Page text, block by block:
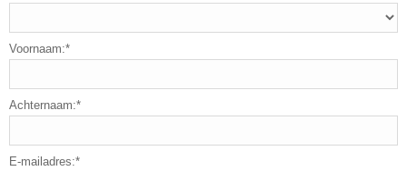
Voornaam:*
Achternaam:*
E-mailadres:*